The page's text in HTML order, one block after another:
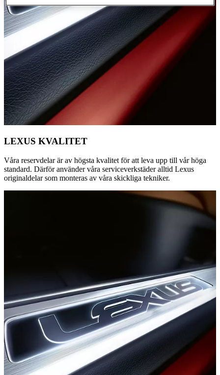
LEXUS KVALITET
Våra reservdelar är av högsta kvalitet för att leva upp till vår höga
standard. Därför använder våra serviceverkstäder alltid Lexus
originaldelar som monteras av våra skickliga tekniker.